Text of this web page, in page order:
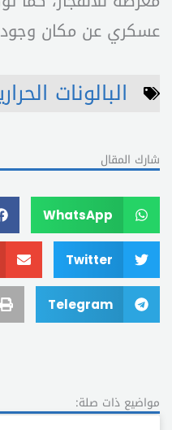
عسكري عن مكان
البالونات
شارك المقال
WhatsApp
Twitter
Telegram
مواضيع ذات صلة: